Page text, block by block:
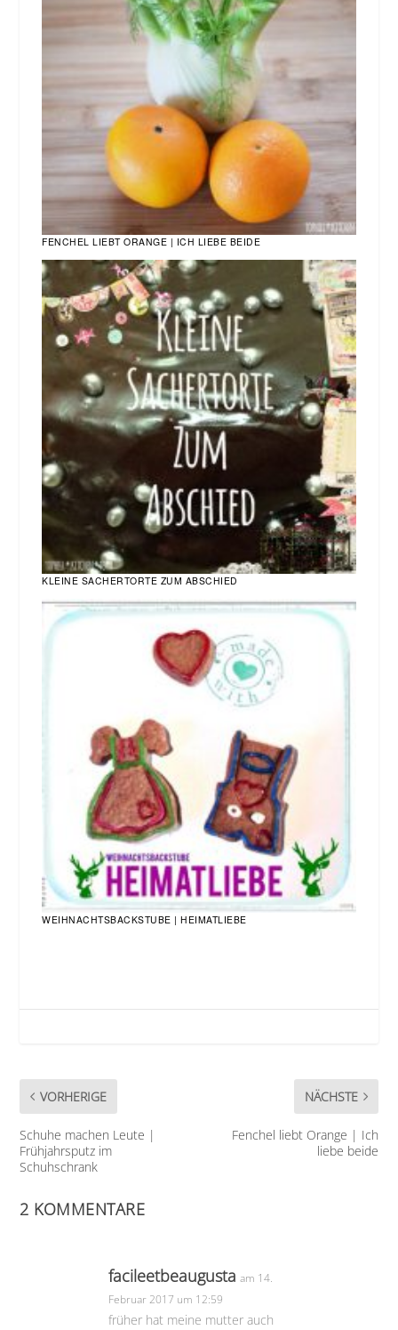
FENCHEL LIEBT ORANGE | ICH LIEBE BEIDE
KLEINE SACHERTORTE ZUM ABSCHIED
WEIHNACHTSBACKSTUBE | HEIMATLIEBE
VORHERIGE
Schuhe machen Leute |
Frühjahrsputz im
Schuhschrank
NÄCHSTE
Fenchel liebt Orange | Ich
liebe beide
2 KOMMENTARE
facileetbeaugusta am 14.
Februar 2017 um 12:59
früher hat meine mutter auch